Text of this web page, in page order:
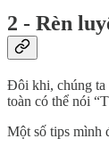
2 - Rèn
Đôi khi, chúng ta
toàn có thể nói
Một số tips mình